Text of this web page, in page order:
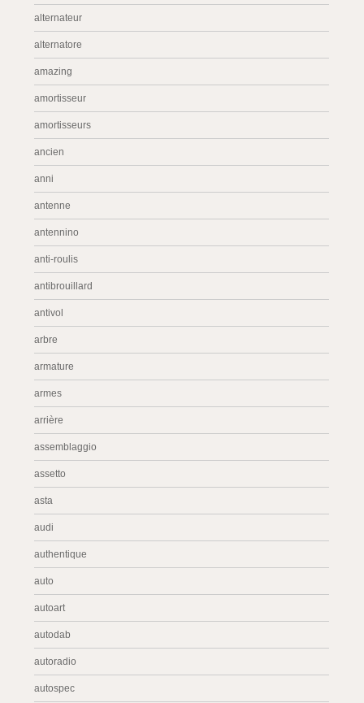
alternateur
alternatore
amazing
amortisseur
amortisseurs
ancien
anni
antenne
antennino
anti-roulis
antibrouillard
antivol
arbre
armature
armes
arrière
assemblaggio
assetto
asta
audi
authentique
auto
autoart
autodab
autoradio
autospec